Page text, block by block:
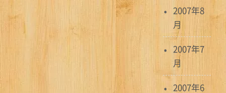
2007年8
月
2007年7
月
2007年6